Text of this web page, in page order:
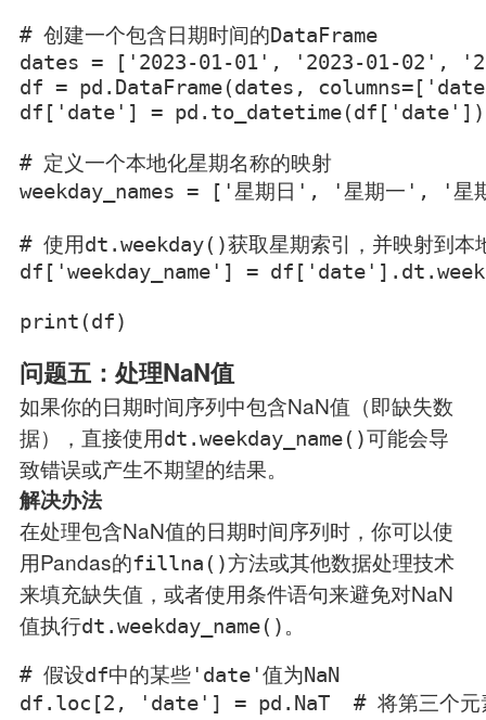
# 创建一个包含日期时间的DataFrame
dates = ['2023-01-01', '2023-01-02',
df = pd.DataFrame(dates,
df['date'] = pd.to_datetime(df['date'])
# 定义一个本地化星期名称的映射
weekday_names = ['星期日', '星期一', '
# 使用dt.weekday()获取星期索引，并映射到本
df['weekday_name'] =
print(df)
问题五：处理NaN值
如果你的日期时间序列中包含NaN值（即缺失数
据），直接使用dt.weekday_name()可能会导
致错误或产生不期望的结果。
解决办法
在处理包含NaN值的日期时间序列时，你可以使
用Pandas的fillna()方法或其他数据处理技术
来填充缺失值，或者使用条件语句来避免对NaN
值执行dt.weekday_name() 。
# 假设df中的某些'date'值为NaN
df.loc[2, 'date'] = pd.NaT  # 将第三个元素